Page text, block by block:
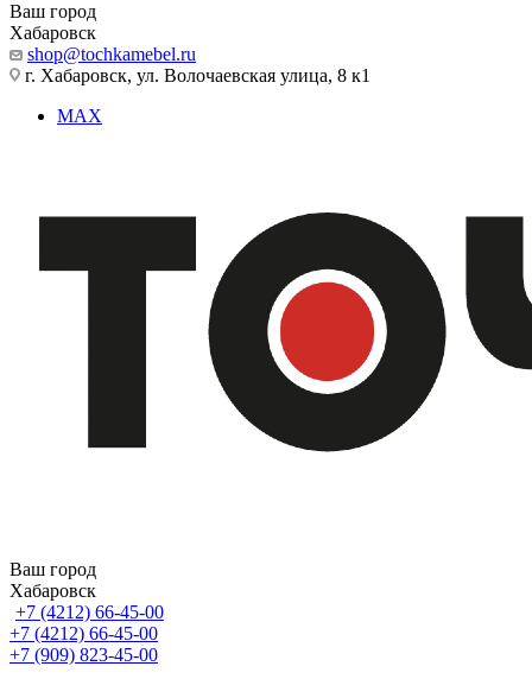
Ваш город
Хабаровск
shop@tochkamebel.ru
г. Хабаровск, ул. Волочаевская улица, 8 к1
MAX
Ваш город
Хабаровск
+7 (4212) 66-45-00
+7 (4212) 66-45-00
+7 (909) 823-45-00